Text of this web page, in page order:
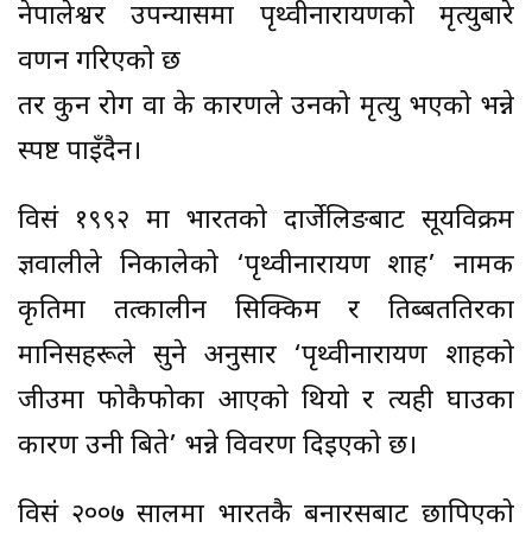
नेपालेश्वर उपन्यासमा पृथ्वीनारायणको मृत्युबारे
वर्णन गरिएको छ
तर कुन रोग वा के कारणले उनको मृत्यु भएको भन्ने
स्पष्ट पाइँदैन।
विसं १९९२ मा भारतको दार्जेलिङबाट सूर्यविक्रम
ज्ञवालीले निकालेको ‘पृथ्वीनारायण शाह’ नामक
कृतिमा तत्कालीन सिक्किम र तिब्बततिरका
मानिसहरूले सुने अनुसार ‘पृथ्वीनारायण शाहको
जीउमा फोकैफोका आएको थियो र त्यही घाउका
कारण उनी बिते’ भन्ने विवरण दिइएको छ।
विसं २००७ सालमा भारतकै बनारसबाट छापिएको